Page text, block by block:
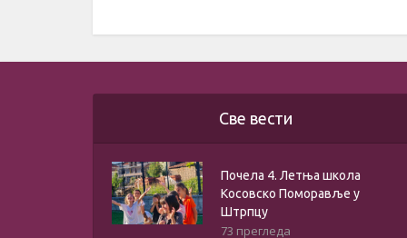
варијанти.
Опције
бити
страници
производа.
Све вести
Почела 4. Летња школа
Косовско Поморавље у
Штрпцу
73 прегледа